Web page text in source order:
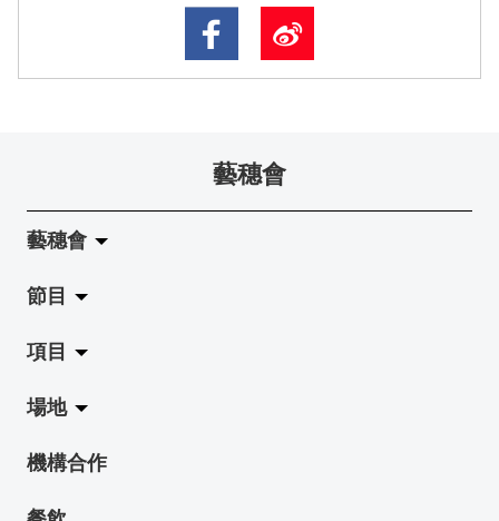
藝穗會
藝穗會
關於藝穗會
藝穗會的演化
使命與宗旨
藝穗會架構
節目
拉闊
展覽
演出
項目
Jazz-Go-Central, Jazz-Go-Fringe
LPL
場地
陳麗玲畫廊
機構合作